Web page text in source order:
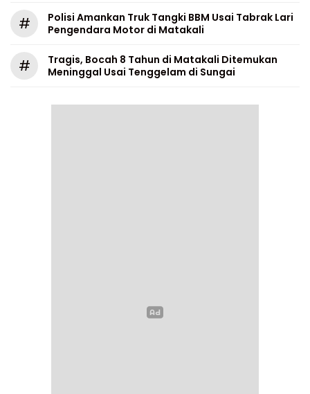
#
Polisi Amankan Truk Tangki BBM Usai Tabrak Lari
Pengendara Motor di Matakali
#
Tragis, Bocah 8 Tahun di Matakali Ditemukan
Meninggal Usai Tenggelam di Sungai